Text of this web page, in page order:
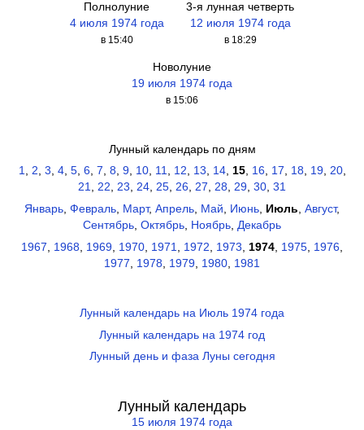
Полнолуние
4 июля 1974 года
в 15:40
3-я лунная четверть
12 июля 1974 года
в 18:29
Новолуние
19 июля 1974 года
в 15:06
Лунный календарь по дням
1, 2, 3, 4, 5, 6, 7, 8, 9, 10, 11, 12, 13, 14, 15, 16, 17, 18, 19, 20,
21, 22, 23, 24, 25, 26, 27, 28, 29, 30, 31
Январь, Февраль, Март, Апрель, Май, Июнь, Июль, Август,
Сентябрь, Октябрь, Ноябрь, Декабрь
1967
1968 1969 1970 1971 1972 1973 1974 1975 1976
1977
1978 1979 1980 1981
Лунный календарь на Июль 1974 года
Лунный календарь на 1974 год
Лунный день и фаза Луны сегодня
Лунный календарь
15 июля 1974 года